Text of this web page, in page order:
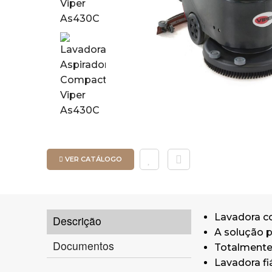
VER CATÁLOGO
Descrição
Documentos
Lavadora
A solução
Lavadora